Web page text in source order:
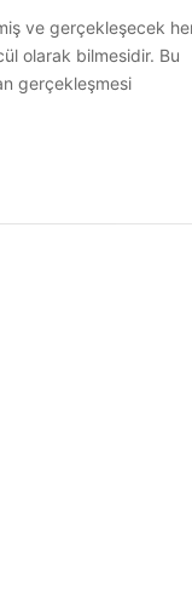
ve gerçekleşecek
olarak bilmesidir. Bu
gerçekleşmesi